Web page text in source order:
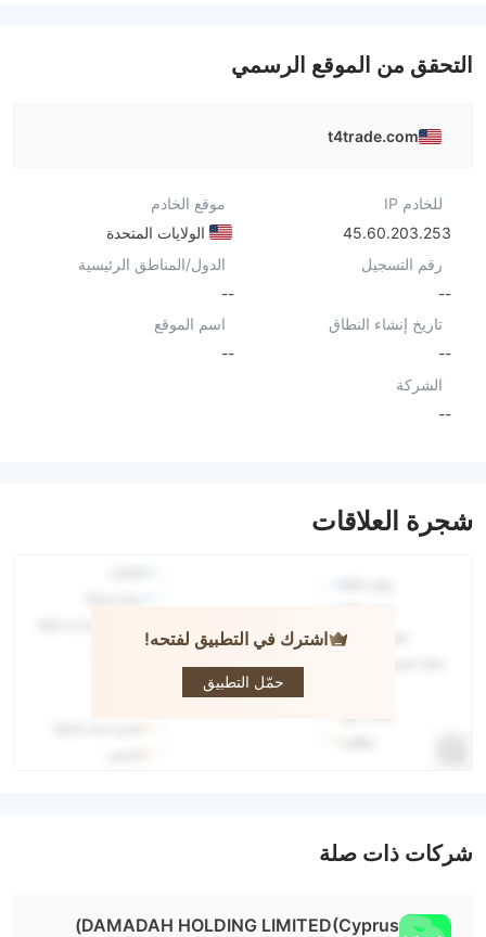
التحقق من الموقع الرسمي
t4trade.com
للخادم IP
45.60.203.253
موقع الخادم
الولايات المتحدة
رقم التسجيل
--
الدول/المناطق الرئيسية
--
تاريخ إنشاء النطاق
--
اسم الموقع
--
الشركة
--
شجرة العلاقات
اشترك في التطبيق لفتحه!
حمّل التطبيق
شركات ذات صلة
DAMADAH HOLDING LIMITED(Cyprus)